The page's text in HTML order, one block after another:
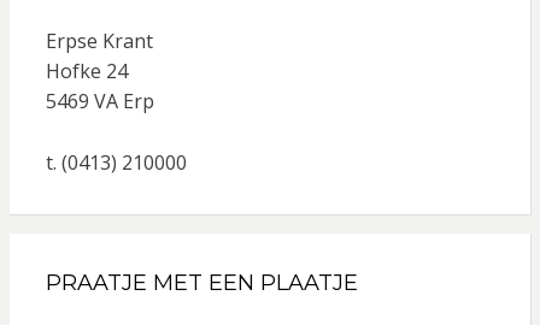
Erpse Krant
Hofke 24
5469 VA Erp
t. (0413) 210000
PRAATJE MET EEN PLAATJE